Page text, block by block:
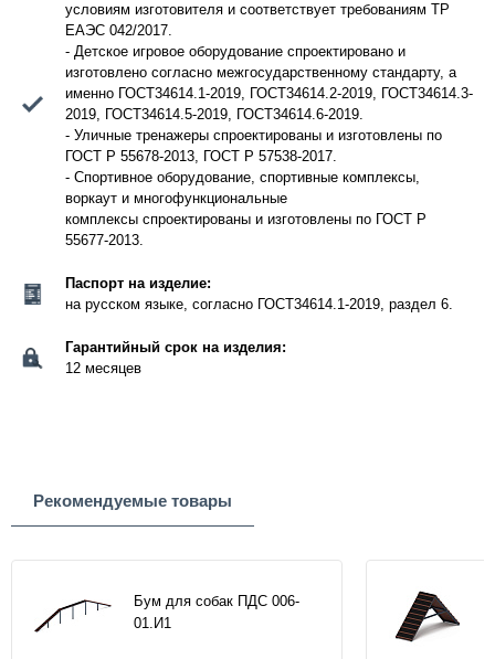
условиям изготовителя и соответствует требованиям ТР
ЕАЭС 042/2017.
- Детское игровое оборудование спроектировано и
изготовлено согласно межгосударственному стандарту, а
именно ГОСТ34614.1-2019, ГОСТ34614.2-2019, ГОСТ34614.3-
2019, ГОСТ34614.5-2019, ГОСТ34614.6-2019.
- Уличные тренажеры спроектированы и изготовлены по
ГОСТ Р 55678-2013, ГОСТ Р 57538-2017.
- Спортивное оборудование, спортивные комплексы,
воркаут и многофункциональные
комплексы спроектированы и изготовлены по ГОСТ Р
55677-2013.
Паспорт на изделие:
на русском языке, согласно ГОСТ34614.1-2019, раздел 6.
Гарантийный срок на изделия:
12 месяцев
Рекомендуемые товары
Бум для собак ПДС 006-
01.И1